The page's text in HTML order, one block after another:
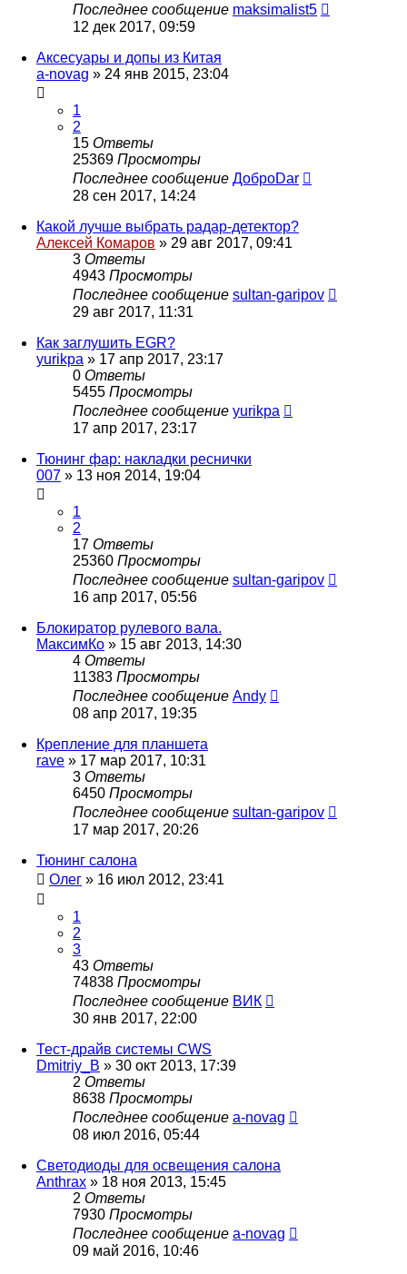
Последнее сообщение maksimalist5
12 дек 2017, 09:59
Аксесуары и допы из Китая
a-novag » 24 янв 2015, 23:04
1
2
15 Ответы
25369 Просмотры
Последнее сообщение ДоброDar
28 сен 2017, 14:24
Какой лучше выбрать радар-детектор?
Алексей Комаров » 29 авг 2017, 09:41
3 Ответы
4943 Просмотры
Последнее сообщение sultan-garipov
29 авг 2017, 11:31
Как заглушить EGR?
yurikpa » 17 апр 2017, 23:17
0 Ответы
5455 Просмотры
Последнее сообщение yurikpa
17 апр 2017, 23:17
Тюнинг фар: накладки реснички
007 » 13 ноя 2014, 19:04
1
2
17 Ответы
25360 Просмотры
Последнее сообщение sultan-garipov
16 апр 2017, 05:56
Блокиратор рулевого вала.
МаксимКо » 15 авг 2013, 14:30
4 Ответы
11383 Просмотры
Последнее сообщение Andy
08 апр 2017, 19:35
Крепление для планшета
rave » 17 мар 2017, 10:31
3 Ответы
6450 Просмотры
Последнее сообщение sultan-garipov
17 мар 2017, 20:26
Тюнинг салона
Олег » 16 июл 2012, 23:41
1
2
3
43 Ответы
74838 Просмотры
Последнее сообщение ВИК
30 янв 2017, 22:00
Тест-драйв системы CWS
Dmitriy_B » 30 окт 2013, 17:39
2 Ответы
8638 Просмотры
Последнее сообщение a-novag
08 июл 2016, 05:44
Светодиоды для освещения салона
Anthrax » 18 ноя 2013, 15:45
2 Ответы
7930 Просмотры
Последнее сообщение a-novag
09 май 2016, 10:46